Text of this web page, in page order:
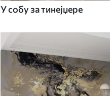
У собу за тинејџере